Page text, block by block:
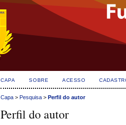
CAPA SOBRE ACESSO
Capa >Pesquisa >Perfil do autor
Perfil do autor